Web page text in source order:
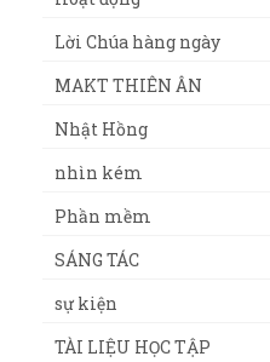
Lời Chúa hàng ngày
MAKT THIÊN ÂN
Nhật Hồng
nhìn kém
Phần mềm
SÁNG TÁC
sự kiện
TÀI LIỆU HỌC TẬP